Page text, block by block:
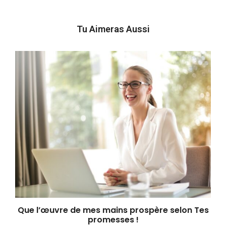
Tu Aimeras Aussi
Que l’œuvre de mes mains prospère selon Tes
promesses !